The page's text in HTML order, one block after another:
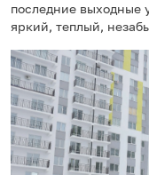
последние выходные
яркий, теплый,